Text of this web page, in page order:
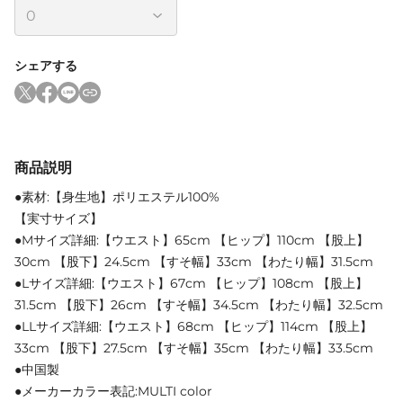
シェアする
商品説明
●素材:【身生地】ポリエステル100%
【実寸サイズ】
●Mサイズ詳細:【ウエスト】65cm 【ヒップ】110cm 【股上】
30cm 【股下】24.5cm 【すそ幅】33cm 【わたり幅】31.5cm
●Lサイズ詳細:【ウエスト】67cm 【ヒップ】108cm 【股上】
31.5cm 【股下】26cm 【すそ幅】34.5cm 【わたり幅】32.5cm
●LLサイズ詳細:【ウエスト】68cm 【ヒップ】114cm 【股上】
33cm 【股下】27.5cm 【すそ幅】35cm 【わたり幅】33.5cm
●中国製
●メーカーカラー表記:MULTI color